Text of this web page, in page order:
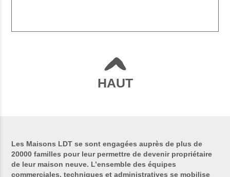
HAUT
Les Maisons LDT se sont engagées auprès de plus de
20000 familles pour leur permettre de devenir propriétaire
de leur maison neuve. L’ensemble des équipes
commerciales, techniques et administratives se mobilise